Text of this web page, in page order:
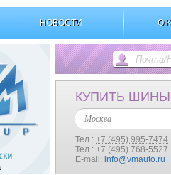
НОВОСТИ О
КУПИТЬ
Москва
Тел.: +7 (495) 995-7474
Тел.: +7 (495) 768-5527
E-mail: info@vmauto.ru